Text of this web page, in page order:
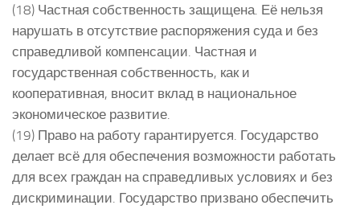
(18) Частная собственность защищена. Её нельзя
нарушать в отсутствие распоряжения суда и без
справедливой компенсации. Частная и
государственная собственность, как и
кооперативная, вносит вклад в национальное
экономическое развитие.
(19) Право на работу гарантируется. Государство
делает всё для обеспечения возможности работать
для всех граждан на справедливых условиях и без
дискриминации. Государство призвано обеспечить